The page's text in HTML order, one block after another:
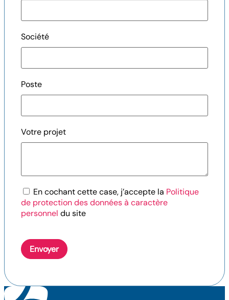
Société
Poste
Votre projet
En cochant cette case, j’accepte la Politique
de protection des données à caractère
personnel du site
Envoyer